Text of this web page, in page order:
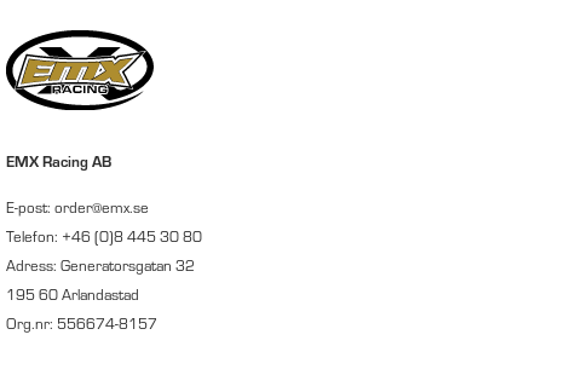
EMX Racing AB
E-post: order@emx.se
Telefon: +46 (0)8 445 30 80
Adress: Generatorsgatan 32
195 60 Arlandastad
Org.nr: 556674-8157